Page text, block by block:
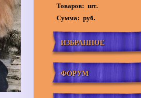
Товаров: шт.
Сумма: руб.
ИЗБРАННОЕ
ФОРУМ